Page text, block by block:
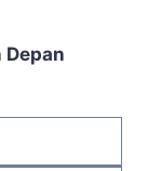
Depan